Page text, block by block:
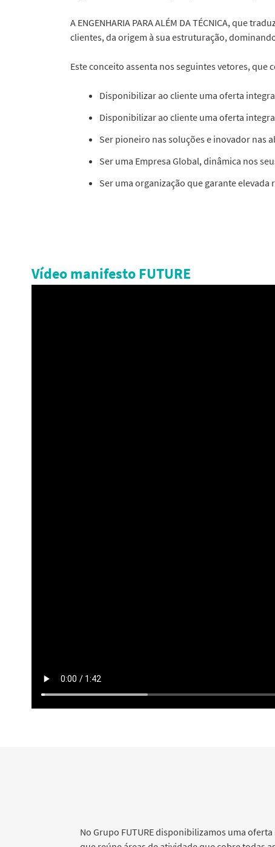
A ENGENHARIA PARA ALÉM DA TÉCNICA, que
clientes, da origem à sua estruturação,
Este conceito assenta nos seguintes vetores, que
Disponibilizar ao cliente uma oferta
Disponibilizar ao cliente uma oferta
Ser pioneiro nas soluções e inovador nas
Ser uma Empresa Global, dinâmica nos
Ser uma organização que garante
Vídeo manifesto FUTURE
No Grupo FUTURE disponibilizamos uma